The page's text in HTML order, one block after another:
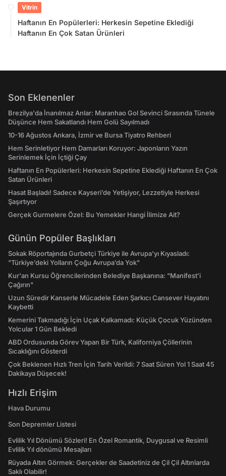
Vitrin
Haftanın En Popülerleri: Herkesin Sepetine Eklediği
Haftanın En Çok Satan Ürünleri
Son Eklenenler
Brezilya'da İnanılmaz Anlar: Maranhao Gol Sevinci Sırasında Tünele
Düşünce Hem Sakatlandı Hem Golü Sayılmadı
10-16 Ağustos Ankara, İzmir ve Bursa Tiyatro Rehberi
Hem Serinletiyor Hem Damarları Koruyor: Japonların Yazın
Serinlemek İçin İçtiği Çay
Haftanın En Popülerleri: Herkesin Sepetine Eklediği Haftanın En Çok
Satan Ürünleri
Hasat Başladı! Sadece Kayseri’de Yetişiyor, Lezzetiyle Herkesi
Şaşırtıyor
Gerçek Gurmelere Özel: Bu Yemekler Hangi İlimize Ait?
Günün Popüler Başlıkları
Sokak Röportajında Gurbetçi Türkiye ile Avrupa'yı Kıyasladı:
"Türkiye’deki Yolların Çoğu Avrupa’da Yok"
Kur'an Kursu Öğrencilerinden Belediye Başkanına: "Manifest’i
Çağırın"
Uzun Süredir Kanserle Mücadele Eden Şarkıcı Cansever Hayatını
Kaybetti
Kemerini Takmadığı İçin Uçak Kalkamadı: Küçük Çocuk Yüzünden
Yolcular 1 Gün Bekledi
ABD Ordusunda Görev Yapan Bir Türk, Kaliforniya Çöllerinin
Sıcaklığını Gösterdi
Çok Beklenen Hızlı Tren İçin Tarih Verildi: 7 Saat Süren Yol 1 Saat 45
Dakikaya Düşecek!
Hızlı Erişim
Hava Durumu
Son Depremler Listesi
Evlilik Yıl Dönümü Sözleri! En Özel Romantik, Duygusal ve Resimli
Evlilik Yıl dönümü Mesajları
Rüyada Altın Görmek: Gerçekler de Saadetiniz de Çil Çil Altınlarda
Saklı Olabilir!